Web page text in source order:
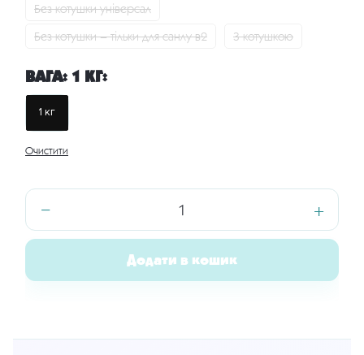
Без котушки універсал
Без котушки – тільки для санлу в2
З котушкою
ВАГА: 1 КГ:
1 кг
Очистити
Філамент
PLA+
«Ягідний»
+
−
Додати в кошик